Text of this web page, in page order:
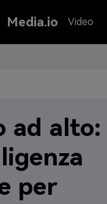
Media.io Video
ad
per